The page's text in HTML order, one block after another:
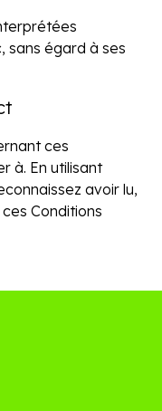
sans égard à ses
ces
à. En utilisant
avoir lu,
Conditions